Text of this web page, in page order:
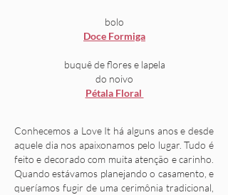
bolo
Doce Formiga
buquê de flores e lapela
do noivo
Pétala Floral
Conhecemos a Love It há alguns anos e desde
aquele dia nos apaixonamos pelo lugar. Tudo é
feito e decorado com muita atenção e carinho.
Quando estávamos planejando o casamento, e
queríamos fugir de uma cerimônia tradicional,